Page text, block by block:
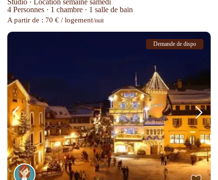
4 Personnes · 1 chambre · 1 salle de bain
A partir de : 70 € / logement/nuit
Demande de dispo